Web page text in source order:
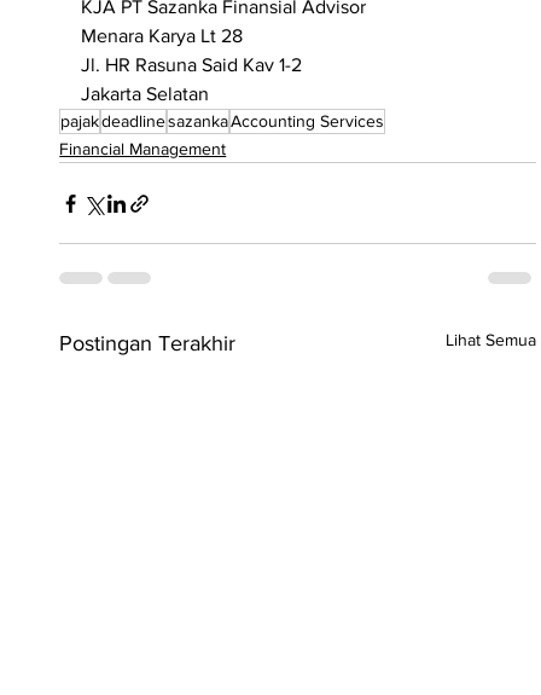
KJA PT Sazanka Finansial Advisor
Menara Karya Lt 28
Jl. HR Rasuna Said Kav 1-2
Jakarta Selatan
pajakdeadlinesazankaAccounting Services
Financial Management
Postingan Terakhir Lihat Semua